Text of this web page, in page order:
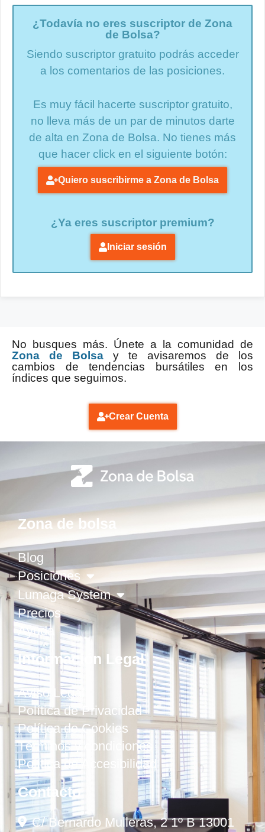
¿Todavía no eres suscriptor de Zona
de Bolsa?
Siendo suscriptor gratuito podrás acceder
a los comentarios de las posiciones.
Es muy fácil hacerte suscriptor gratuito,
no lleva más de un par de minutos darte
de alta en Zona de Bolsa. No tienes más
que hacer click en el siguiente botón:
Quiero suscribirme a Zona de Bolsa
¿Ya eres suscriptor premium?
Iniciar sesión
No busques más. Únete a la comunidad de
Zona de Bolsa y te avisaremos de los
cambios de tendencias bursátiles en los
índices que seguimos.
Crear Cuenta
Zona de bolsa
Blog
Posiciones
Lumaga System
Precios
Ayuda
Información Legal
Aviso Legal
Política de Privacidad
Política de Cookies
Términos y condiciones
Política de Accesibilidad
Contacto
C/ Bernardo Mulleras, 2 1º B 13001